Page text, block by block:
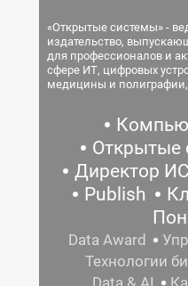
«Открытые системы» -
издательство,
для профессионалов и
сфере ИТ, цифровых
медицины и
Открытые
Директор ИС
Publish
Data Award
Технологии
Data & AI